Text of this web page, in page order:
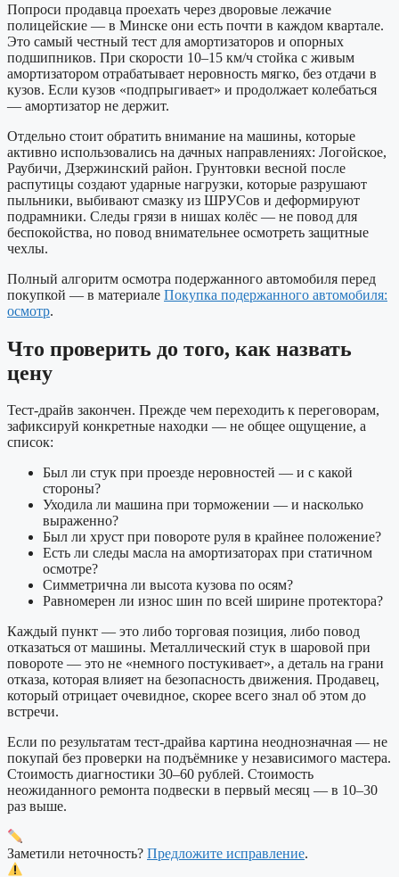
Попроси продавца проехать через дворовые лежачие
полицейские — в Минске они есть почти в каждом квартале.
Это самый честный тест для амортизаторов и опорных
подшипников. При скорости 10–15 км/ч стойка с живым
амортизатором отрабатывает неровность мягко, без отдачи в
кузов. Если кузов «подпрыгивает» и продолжает колебаться
— амортизатор не держит.
Отдельно стоит обратить внимание на машины, которые
активно использовались на дачных направлениях: Логойское,
Раубичи, Дзержинский район. Грунтовки весной после
распутицы создают ударные нагрузки, которые разрушают
пыльники, выбивают смазку из ШРУСов и деформируют
подрамники. Следы грязи в нишах колёс — не повод для
беспокойства, но повод внимательнее осмотреть защитные
чехлы.
Полный алгоритм осмотра подержанного автомобиля перед
покупкой — в материале Покупка подержанного автомобиля:
осмотр.
Что проверить до того, как назвать
цену
Тест-драйв закончен. Прежде чем переходить к переговорам,
зафиксируй конкретные находки — не общее ощущение, а
список:
Был ли стук при проезде неровностей — и с какой
стороны?
Уходила ли машина при торможении — и насколько
выраженно?
Был ли хруст при повороте руля в крайнее положение?
Есть ли следы масла на амортизаторах при статичном
осмотре?
Симметрична ли высота кузова по осям?
Равномерен ли износ шин по всей ширине протектора?
Каждый пункт — это либо торговая позиция, либо повод
отказаться от машины. Металлический стук в шаровой при
повороте — это не «немного постукивает», а деталь на грани
отказа, которая влияет на безопасность движения. Продавец,
который отрицает очевидное, скорее всего знал об этом до
встречи.
Если по результатам тест-драйва картина неоднозначная — не
покупай без проверки на подъёмнике у независимого мастера.
Стоимость диагностики 30–60 рублей. Стоимость
неожиданного ремонта подвески в первый месяц — в 10–30
раз выше.
Заметили неточность? Предложите исправление.